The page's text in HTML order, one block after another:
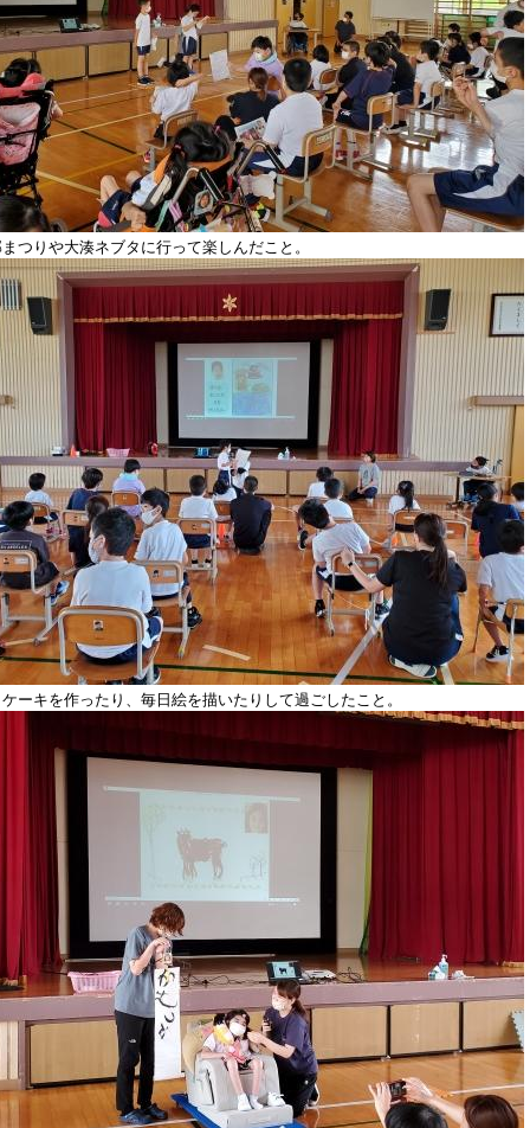
つりや大湊ネブタに行って楽しんだこと。
ーキを作ったり、毎日絵を描いたりして過ごしたこと。